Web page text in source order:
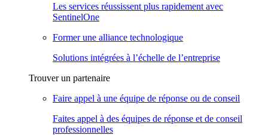
Les services réussissent plus rapidement avec
SentinelOne
Former une alliance technologique
Solutions intégrées à l’échelle de l’entreprise
Trouver un partenaire
Faire appel à une équipe de réponse ou de conseil
Faites appel à des équipes de réponse et de conseil
professionnelles